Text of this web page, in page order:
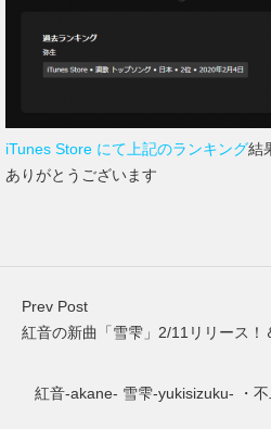
iTunes Store にて上記のランキング結
ありがとうございます
Prev Post
紅音の新曲「雪雫」2/11リリース！
紅音-akane- 雪雫-yukisizuku- ・